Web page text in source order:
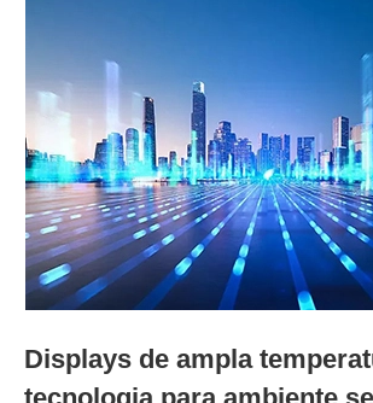
Displays de ampla